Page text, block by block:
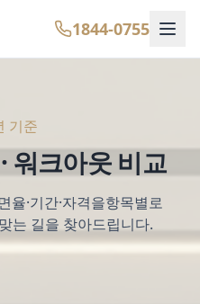
1844-0755
기준
워크아웃 비교
율·기간·자격을항목별로
는 길을 찾아드립니다.